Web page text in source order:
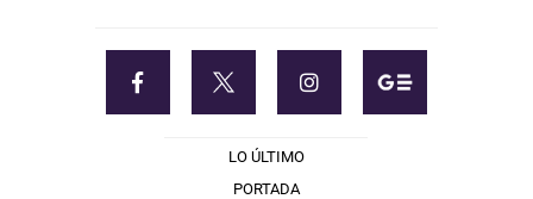
LO ÚLTIMO
PORTADA